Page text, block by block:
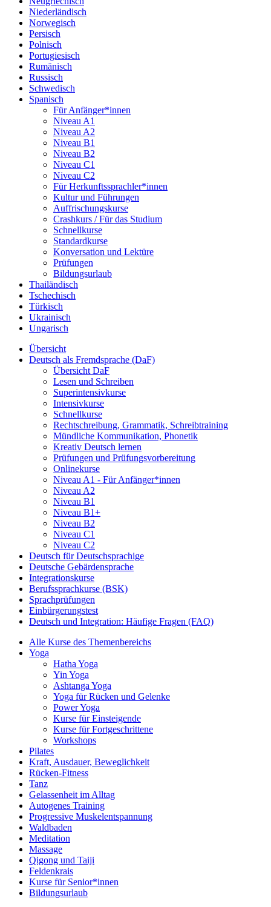
Niederländisch
Norwegisch
Persisch
Polnisch
Portugiesisch
Rumänisch
Russisch
Schwedisch
Spanisch
Für Anfänger*innen
Niveau A1
Niveau A2
Niveau B1
Niveau B2
Niveau C1
Niveau C2
Für Herkunftssprachler*innen
Kultur und Führungen
Auffrischungskurse
Crashkurs / Für das Studium
Schnellkurse
Standardkurse
Konversation und Lektüre
Prüfungen
Bildungsurlaub
Thailändisch
Tschechisch
Türkisch
Ukrainisch
Ungarisch
Übersicht
Deutsch als Fremdsprache (DaF)
Übersicht DaF
Lesen und Schreiben
Superintensivkurse
Intensivkurse
Schnellkurse
Rechtschreibung, Grammatik, Schreibtraining
Mündliche Kommunikation, Phonetik
Kreativ Deutsch lernen
Prüfungen und Prüfungsvorbereitung
Onlinekurse
Niveau A1 - Für Anfänger*innen
Niveau A2
Niveau B1
Niveau B1+
Niveau B2
Niveau C1
Niveau C2
Deutsch für Deutschsprachige
Deutsche Gebärdensprache
Integrationskurse
Berufssprachkurse (BSK)
Sprachprüfungen
Einbürgerungstest
Deutsch und Integration: Häufige Fragen (FAQ)
Alle Kurse des Themenbereichs
Yoga
Hatha Yoga
Yin Yoga
Ashtanga Yoga
Yoga für Rücken und Gelenke
Power Yoga
Kurse für Einsteigende
Kurse für Fortgeschrittene
Workshops
Pilates
Kraft, Ausdauer, Beweglichkeit
Rücken-Fitness
Tanz
Gelassenheit im Alltag
Autogenes Training
Progressive Muskelentspannung
Waldbaden
Meditation
Massage
Qigong und Taiji
Feldenkrais
Kurse für Senior*innen
Bildungsurlaub